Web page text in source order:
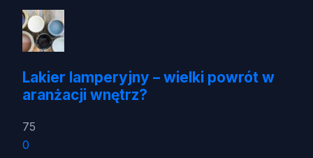
Lakier lamperyjny – wielki powrót w
aranżacji wnętrz?
75
0